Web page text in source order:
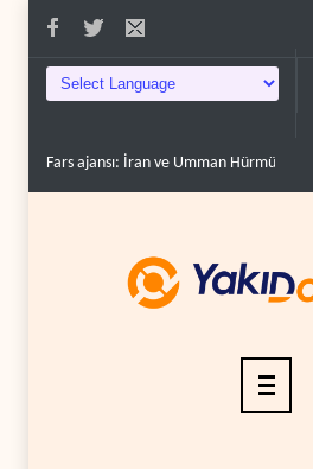
ajansı: İran ve Umman Hürmüz Boğazı için